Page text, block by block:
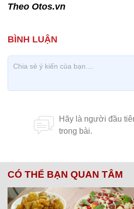
Theo Otos.vn
CÓ THỂ BẠN QUAN TÂM